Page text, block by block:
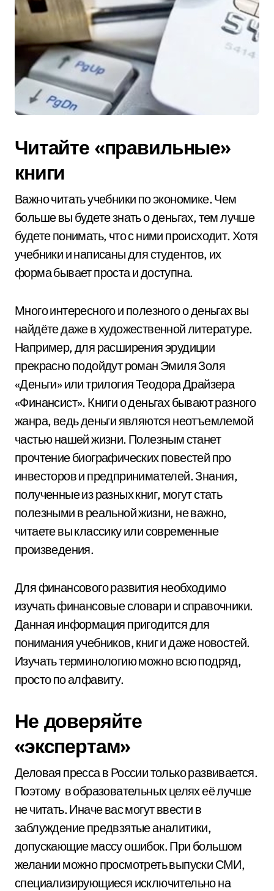
Читайте «правильные»
книги
Важно читать учебники по экономике. Чем
больше вы будете знать о деньгах, тем лучше
будете понимать, что с ними происходит. Хотя
учебники и написаны для студентов, их
форма бывает проста и доступна.
Много интересного и полезного о деньгах вы
найдёте даже в художественной литературе.
Например, для расширения эрудиции
прекрасно подойдут роман Эмиля Золя
«Деньги» или трилогия Теодора Драйзера
«Финансист». Книги о деньгах бывают разного
жанра, ведь деньги являются неотъемлемой
частью нашей жизни. Полезным станет
прочтение биографических повестей про
инвесторов и предпринимателей. Знания,
полученные из разных книг, могут стать
полезными в реальной жизни, не важно,
читаете вы классику или современные
произведения.
Для финансового развития необходимо
изучать финансовые словари и справочники.
Данная информация пригодится для
понимания учебников, книг и даже новостей.
Изучать терминологию можно всю подряд,
просто по алфавиту.
Не доверяйте
«экспертам»
Деловая пресса в России только развивается.
Поэтому в образовательных целях её лучше
не читать. Иначе вас могут ввести в
заблуждение предвзятые аналитики,
допускающие массу ошибок. При большом
желании можно просмотреть выпуски СМИ,
специализирующиеся исключительно на